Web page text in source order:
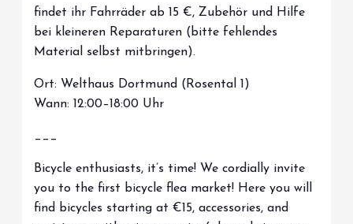
findet ihr Fahrräder ab 15 €, Zubehör und Hilfe
bei kleineren Reparaturen (bitte fehlendes
Material selbst mitbringen).
Ort: Welthaus Dortmund (Rosental 1)
Wann: 12:00–18:00 Uhr
___
Bicycle enthusiasts, it’s time! We cordially invite
you to the first bicycle flea market! Here you will
find bicycles starting at €15, accessories, and